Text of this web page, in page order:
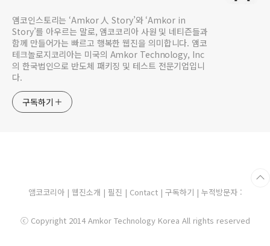
앰코인스토리는 ‘Amkor 人 Story’와 ‘Amkor in
Story’를 아우르는 말로, 앰코코리아 사원 및 네티즌들과
함께 만들어가는 빠르고 행복한 웹진을 의미합니다. 앰코
테크놀로지코리아는 미국의 Amkor Technology, Inc
의 한국법인으로 반도체 패키징 및 테스트 전문기업입니
다.
구독하기
앰코코리아| 웹진소개 | 필진 | Contact | 구독하기 | 누적방문자 :
ⓒ Copyright 2014 Amkor Technology Korea All rights reserved